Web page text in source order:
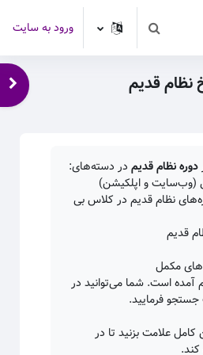
Toggle search inputورود به سایت
قدیم
دوره نظام قدیم در دسته‌های:
نظام قدیم در کلاس بی
است. شما می‌توانید در
فرمایید.
علامت بزنید تا در